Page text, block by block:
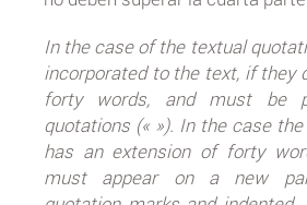
In the case of the textual
incorporated to the text, if they
forty words, and must be
quotations (« »). In the case
has an extension of forty
must appear on a new